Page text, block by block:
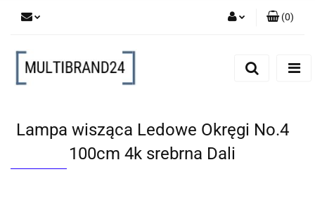
(0)
Lampa wisząca Ledowe Okręgi No.4
100cm 4k srebrna Dali